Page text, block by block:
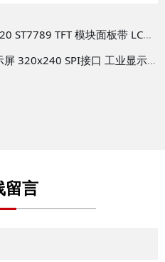
模块面板带 LCD 控制器板 LCM-TFT028T2
接口 工业显示器制造商 TFT-H020A1LQTIL7N40
留言